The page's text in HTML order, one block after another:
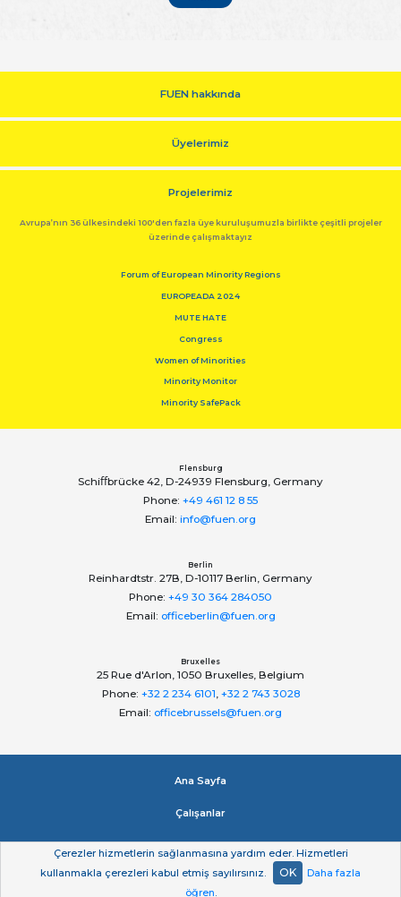
FUEN hakkında
Üyelerimiz
Projelerimiz
Avrupa’nın 36 ülkesindeki 100'den fazla üye kuruluşumuzla birlikte çeşitli projeler
üzerinde çalışmaktayız
Forum of European Minority Regions
EUROPEADA 2024
MUTE HATE
Congress
Women of Minorities
Minority Monitor
Minority SafePack
Flensburg
Schiﬀbrücke 42, D-24939 Flensburg, Germany
Phone: +49 461 12 8 55
Email: info@fuen.org
Berlin
Reinhardtstr. 27B, D-10117 Berlin, Germany
Phone: +49 30 364 284050
Email: officeberlin@fuen.org
Bruxelles
25 Rue d'Arlon, 1050 Bruxelles, Belgium
Phone: +32 2 234 6101, +32 2 743 3028
Email: officebrussels@fuen.org
Ana Sayfa
Çalışanlar
Impressum
Gizlilik beyan
Çerezler hizmetlerin sağlanmasına yardım eder. Hizmetleri
kullanmakla çerezleri kabul etmiş sayılırsınız.
OK
Daha fazla
öğren.